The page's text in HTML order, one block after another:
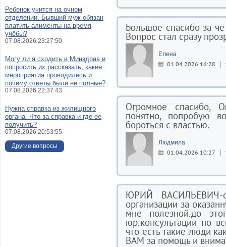
Большое спасибо за
Вопрос стал сразу
Елена
01.04.2026 16:28
Огромное спасибо,
понятно, попробую
бороться с властью.
Людмила
01.04.2026 10:27
ЮРИЙ ВАСИЛЬЕВИЧ-
организации за
мне полезной.до
юр.консультации но
что есть такие люди
ВАМ за помощь и
Ребенок учится на очном
отделении. Бывший муж обязан
платить алименты на время
учёбы?
07.08.2026 23:27:50
Могу ли я сходить в Минздрав и
попросить их рассказать, какие
мероприятия проводились и
почему ответы были не полные?
07.08.2026 22:37:43
Нужна справка из жилищного
органа. Что за справка и где ее
получить?
07.08.2026 20:53:55
Другие вопросы